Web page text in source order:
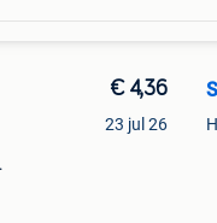
€ 4,36
23 jul 26